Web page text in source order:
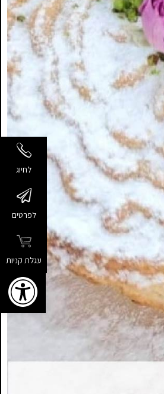
לחיוג
לפרטים
עגלת קניות